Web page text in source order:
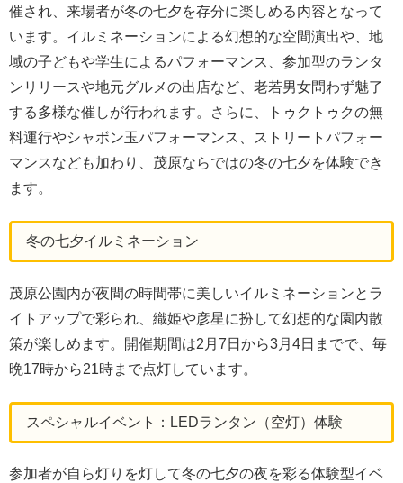
催され、来場者が冬の七夕を存分に楽しめる内容となって
います。イルミネーションによる幻想的な空間演出や、地
域の子どもや学生によるパフォーマンス、参加型のランタ
ンリリースや地元グルメの出店など、老若男女問わず魅了
する多様な催しが行われます。さらに、トゥクトゥクの無
料運行やシャボン玉パフォーマンス、ストリートパフォー
マンスなども加わり、茂原ならではの冬の七夕を体験でき
ます。
冬の七夕イルミネーション
茂原公園内が夜間の時間帯に美しいイルミネーションとラ
イトアップで彩られ、織姫や彦星に扮して幻想的な園内散
策が楽しめます。開催期間は2月7日から3月4日までで、毎
晩17時から21時まで点灯しています。
スペシャルイベント：LEDランタン（空灯）体験
参加者が自ら灯りを灯して冬の七夕の夜を彩る体験型イベ